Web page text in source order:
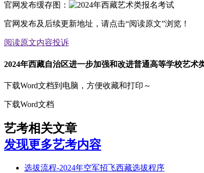
官网发布缓存图：
官网发布及后续更新地址，请点击“阅读原文”浏览！
阅读原文内容投诉
2024年西藏自治区进一步加强和改进普通高等学校艺术
下载Word文档到电脑，方便收藏和打印～
下载Word文档
艺考相关文章
发现更多艺考内容
选拔流程-2024年空军招飞西藏选拔程序